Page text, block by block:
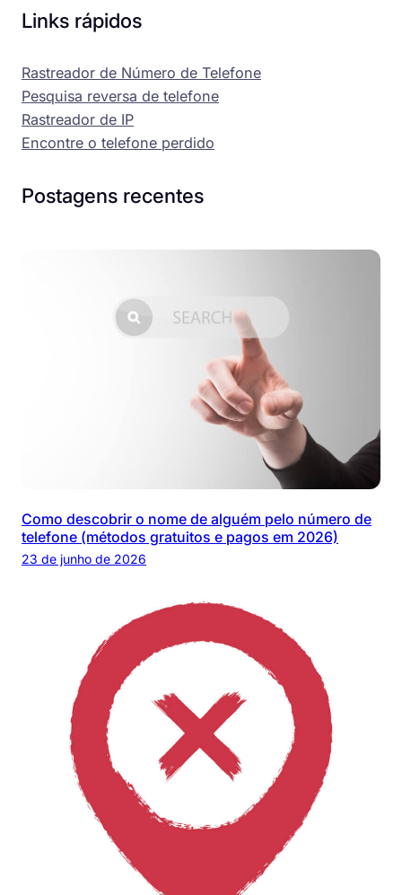
Links rápidos
Rastreador de Número de Telefone
Pesquisa reversa de telefone
Rastreador de IP
Encontre o telefone perdido
Postagens recentes
Como descobrir o nome de alguém pelo número de
telefone (métodos gratuitos e pagos em 2026)
23 de junho de 2026